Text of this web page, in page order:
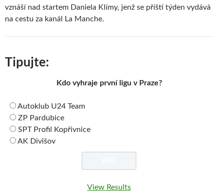
vznáší nad startem Daniela Klímy, jenž se příští týden vydává
na cestu za kanál La Manche.
Tipujte:
Kdo vyhraje první ligu v Praze?
Autoklub U24 Team
ZP Pardubice
SPT Profil Kopřivnice
AK Divišov
View Results